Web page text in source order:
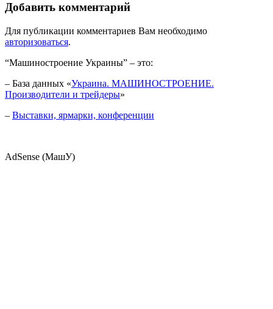
Добавить комментарий
Для публикации комментариев Вам необходимо
авторизоваться.
“Машиностроение Украины” – это:
– База данных «Украина. МАШИНОСТРОЕНИЕ.
Производители и трейдеры»
– Выставки, ярмарки, конференции
AdSense (МашУ)